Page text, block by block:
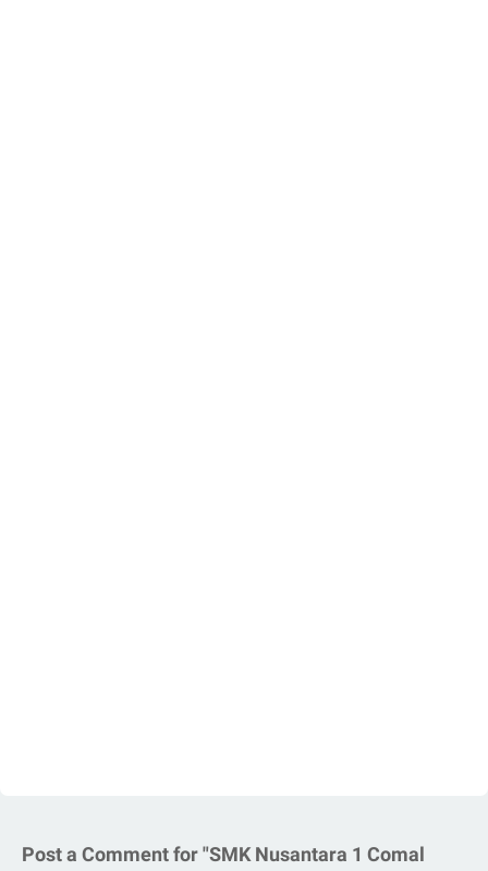
Post a Comment for "SMK Nusantara 1 Comal